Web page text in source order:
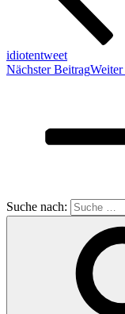
idiotentweet
Nächster BeitragWeiter
Suche nach: